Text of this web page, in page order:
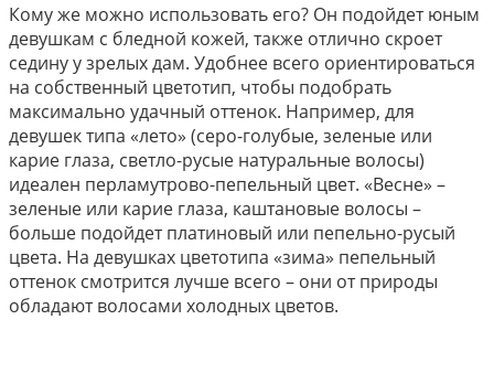
Кому же можно использовать его? Он подойдет юным
девушкам с бледной кожей, также отлично скроет
седину у зрелых дам. Удобнее всего ориентироваться
на собственный цветотип, чтобы подобрать
максимально удачный оттенок. Например, для
девушек типа «лето» (серо-голубые, зеленые или
карие глаза, светло-русые натуральные волосы)
идеален перламутрово-пепельный цвет. «Весне» –
зеленые или карие глаза, каштановые волосы –
больше подойдет платиновый или пепельно-русый
цвета. На девушках цветотипа «зима» пепельный
оттенок смотрится лучше всего – они от природы
обладают волосами холодных цветов.